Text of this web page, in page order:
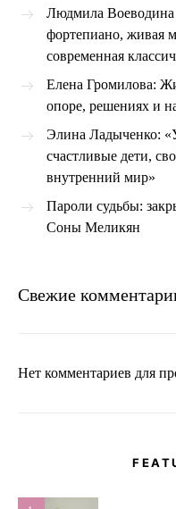
Людмила Воеводина
фортепиано, живая
современная
Елена Громилова:
опоре, решениях и
Элина Ладыченко:
счастливые дети,
внутренний мир»
Пароли судьбы:
Соны Меликян
Свежие
Нет комментариев для